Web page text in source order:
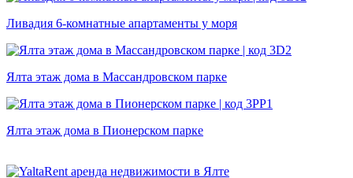
Ливадия 6-комнатные апартаменты у моря
Ялта этаж дома в Массандровском парке
Ялта этаж дома в Пионерском парке